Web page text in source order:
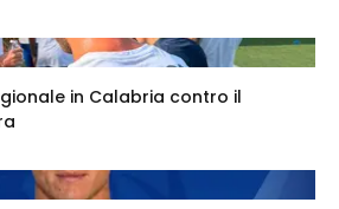
in Calabria contro il